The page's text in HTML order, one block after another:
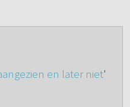
en later niet'